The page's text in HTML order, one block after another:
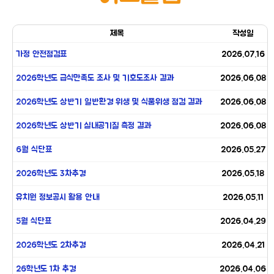
제목 작성일
가정 안전점검표 2026.07.16
2026학년도 급식만족도 조사 및 기호도조사 결과 2026.06.08
2026학년도 상반기 일반환경 위생 및 식품위생 점검 결과 2026.06.08
2026학년도 상반기 실내공기질 측정 결과 2026.06.08
6월 식단표 2026.05.27
2026학년도 3차추경 2026.05.18
유치원 정보공시 활용 안내 2026.05.11
5월 식단표 2026.04.29
2026학년도 2차추경 2026.04.21
26학년도 1차 추경 2026.04.06